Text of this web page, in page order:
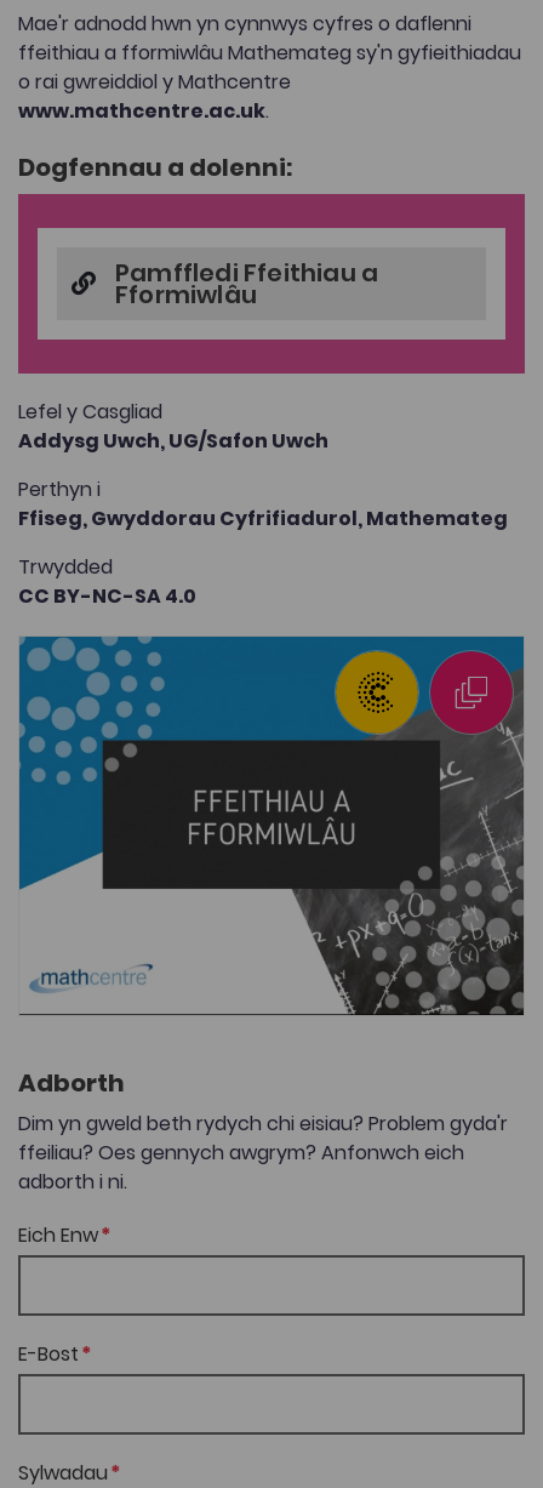
Mae'r adnodd hwn yn cynnwys cyfres o daflenni
ffeithiau a fformiwlâu Mathemateg sy'n gyfieithiadau
o rai gwreiddiol y Mathcentre
www.mathcentre.ac.uk.
Dogfennau a dolenni:
Pamffledi Ffeithiau a
Fformiwlâu
Lefel y Casgliad
Addysg Uwch,UG/Safon Uwch
Perthyn i
Ffiseg,Gwyddorau Cyfrifiadurol,Mathemateg
Trwydded
CC BY-NC-SA 4.0
Adborth
Dim yn gweld beth rydych chi eisiau? Problem gyda'r
ffeiliau? Oes gennych awgrym? Anfonwch eich
adborth i ni.
Eich Enw
E-Bost
Sylwadau